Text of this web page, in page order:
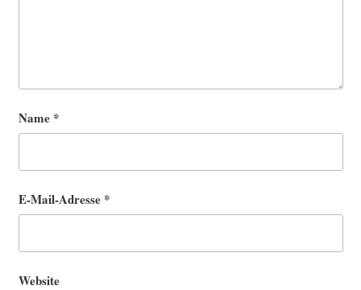
Name *
E-Mail-Adresse *
Website